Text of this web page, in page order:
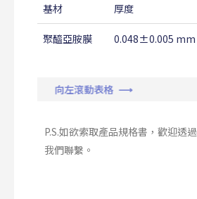
基材 厚度
聚醯亞胺膜 0.048±0.005 mm
向左滾動表格 ⟶
P.S.如欲索取產品規格書，歡迎透過
我們聯繫。